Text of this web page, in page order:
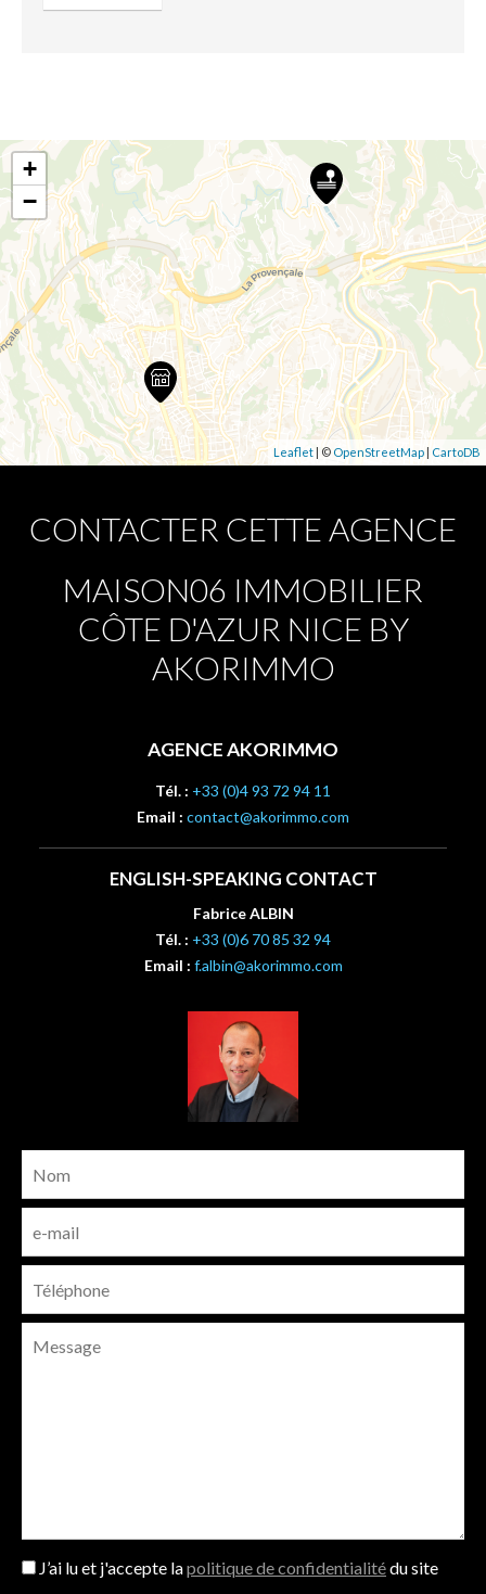
+
−
Leaflet | © OpenStreetMap| CartoDB
CONTACTER CETTE AGENCE
MAISON06 IMMOBILIER
CÔTE D'AZUR NICE BY
AKORIMMO
AGENCE AKORIMMO
Tél. : +33 (0)4 93 72 94 11
Email : contact@akorimmo.com
ENGLISH-SPEAKING CONTACT
Fabrice ALBIN
Tél. : +33 (0)6 70 85 32 94
Email : f.albin@akorimmo.com
J’ai lu et j'accepte lapolitique de confidentialitédu site